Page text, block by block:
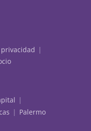
Palermo